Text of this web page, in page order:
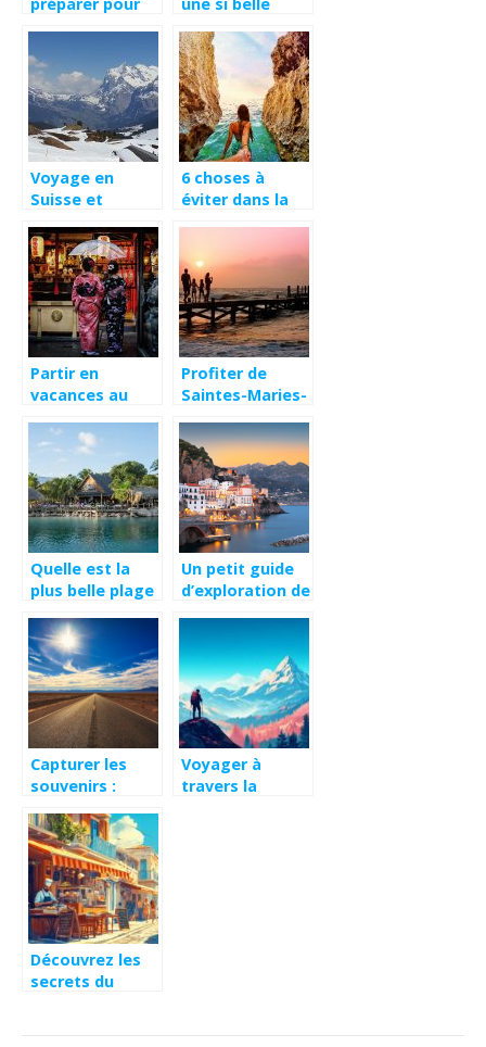
Voyage en
Suisse et
6 choses à
éviter dans la
Partir en
vacances au
comment
organiser son
voyage ?
Profiter de
Saintes-Maries-
été pour vous
détendre en
famille
Quelle est la
plus belle plage
?
Un petit guide
d’exploration de
d’Amalfitaine en
Italie
Capturer les
souvenirs :
des photos de
voyage
inoubliables
Voyager à
travers la
Découvrez les
secrets du